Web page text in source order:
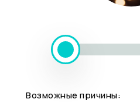
Возможные причины: